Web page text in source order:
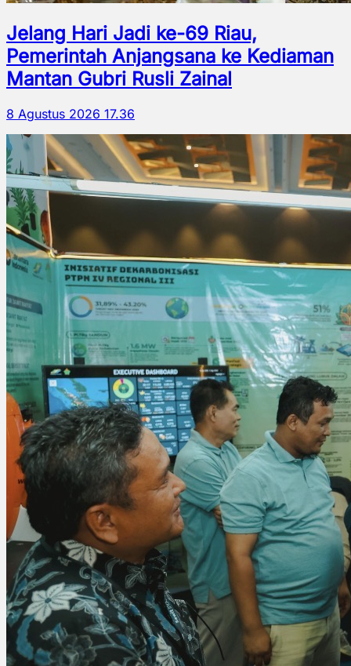
Jelang Hari Jadi ke-69 Riau,
Pemerintah Anjangsana ke Kediaman
Mantan Gubri Rusli Zainal
8 Agustus 2026 17.36